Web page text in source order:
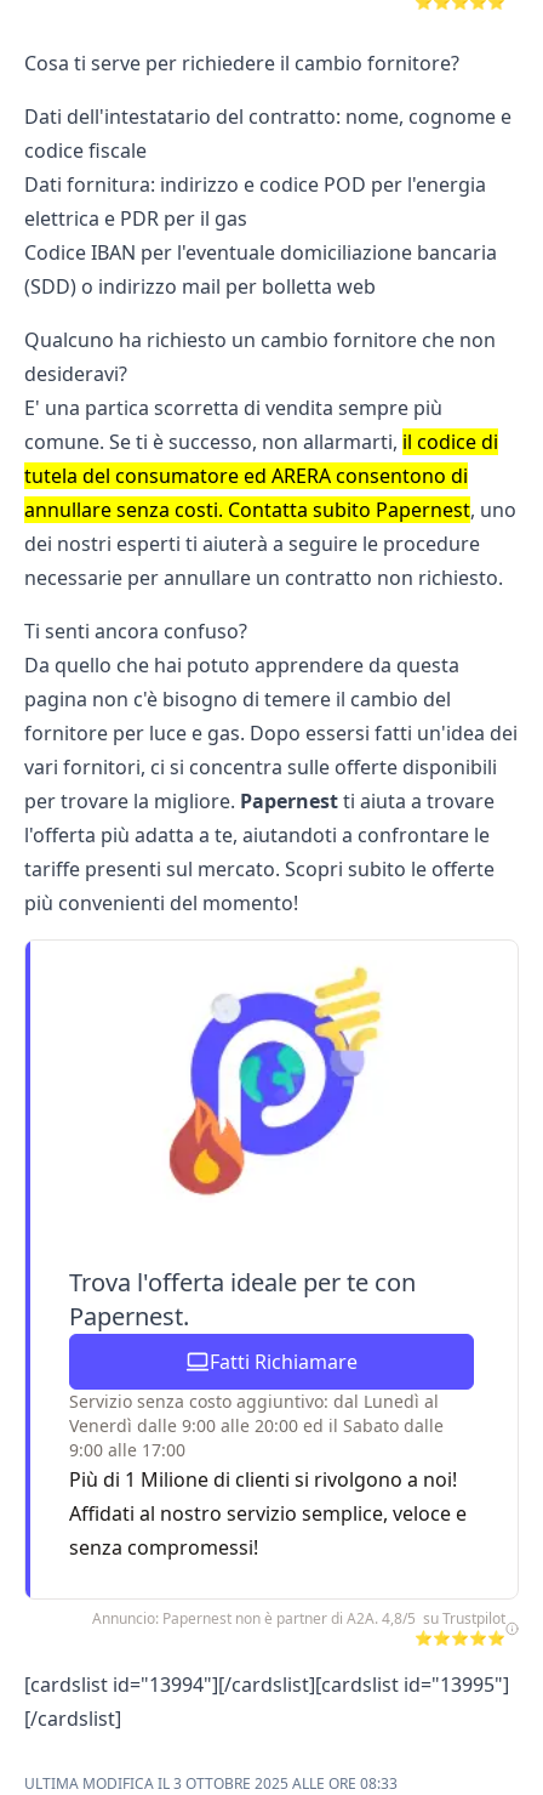
Cosa ti serve per richiedere il cambio fornitore?
Dati dell'intestatario del contratto: nome, cognome e
codice fiscale
Dati fornitura: indirizzo e codice POD per l'energia
elettrica e PDR per il gas
Codice IBAN per l'eventuale domiciliazione bancaria
(SDD) o indirizzo mail per bolletta web
Qualcuno ha richiesto un cambio fornitore che non
desideravi?
E' una partica scorretta di vendita sempre più
comune. Se ti è successo, non allarmarti, il codice di
tutela del consumatore ed ARERA consentono di
annullare senza costi. Contatta subito Papernest, uno
dei nostri esperti ti aiuterà a seguire le procedure
necessarie per annullare un contratto non richiesto.
Ti senti ancora confuso?
Da quello che hai potuto apprendere da questa
pagina non c'è bisogno di temere il cambio del
fornitore per luce e gas. Dopo essersi fatti un'idea dei
vari fornitori, ci si concentra sulle offerte disponibili
per trovare la migliore. Papernestti aiuta a trovare
l'offerta più adatta a te, aiutandoti a confrontare le
tariffe presenti sul mercato. Scopri subito le offerte
più convenienti del momento!
Trova l'offerta ideale per te con
Papernest.
Fatti Richiamare
Servizio senza costo aggiuntivo: dal Lunedì al
Venerdì dalle 9:00 alle 20:00 ed il Sabato dalle
9:00 alle 17:00
Più di 1 Milione di clienti si rivolgono a noi!
Affidati al nostro servizio semplice, veloce e
senza compromessi!
Annuncio: Papernest non è partner di A2A. 4,8/5 su Trustpilot
⭐⭐⭐⭐⭐
[cardslist id="13994"][/cardslist][cardslist id="13995"]
[/cardslist]
ULTIMA MODIFICA IL 3 OTTOBRE 2025 ALLE ORE 08:33